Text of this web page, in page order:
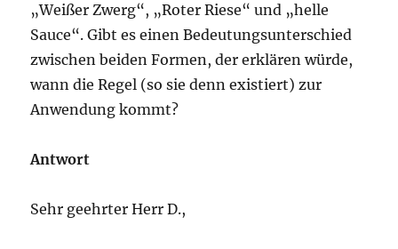
„Weißer Zwerg“, „Roter Riese“ und „helle
Sauce“. Gibt es einen Bedeutungsunterschied
zwischen beiden Formen, der erklären würde,
wann die Regel (so sie denn existiert) zur
Anwendung kommt?
Antwort
Sehr geehrter Herr D.,